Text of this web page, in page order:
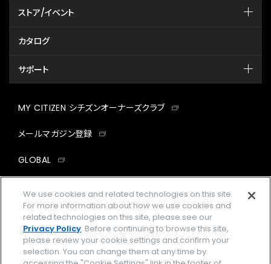
ストア/イベント
カタログ
サポート
MY CITIZEN シチズンオーナーズクラブ
メールマガジン登録
GLOBAL
facebookinstagramtwitter
企業情報 ご利用規約
We use cookies and related technologies on this site.
For more information about how we use cookies and
related technologies on this site, please see our
Privacy Policy. Before continuing to browse this site,
please review your cookie settings and confirm your
selection. You can change them at any time by